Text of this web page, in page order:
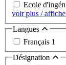
Ecole
voir plus /
Langues
Français 1
Désignation